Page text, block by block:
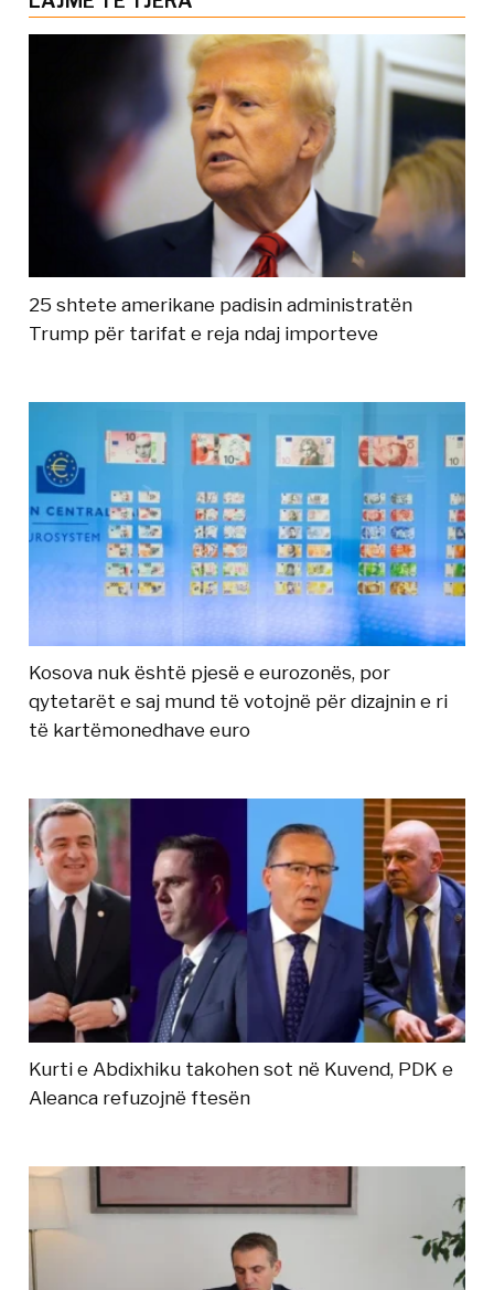
25 shtete amerikane padisin administratën
Trump për tarifat e reja ndaj importeve
Kosova nuk është pjesë e eurozonës, por
qytetarët e saj mund të votojnë për dizajnin e ri
të kartëmonedhave euro
Kurti e Abdixhiku takohen sot në Kuvend, PDK e
Aleanca refuzojnë ftesën